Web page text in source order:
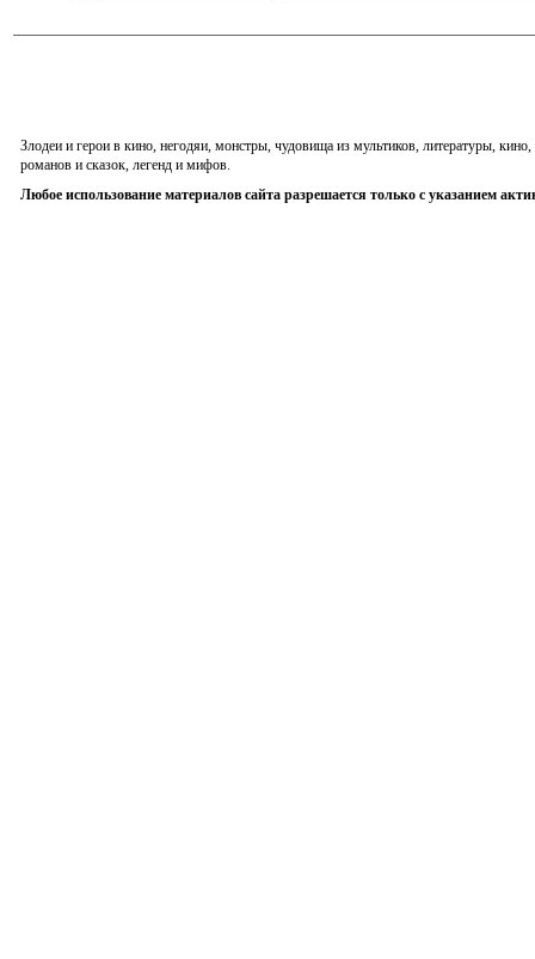
Злодеи и герои в кино, негодяи, монстры, чудовища из мультиков, литературы,
романов и сказок, легенд и мифов.
Любое использование материалов сайта разрешается только с указанием